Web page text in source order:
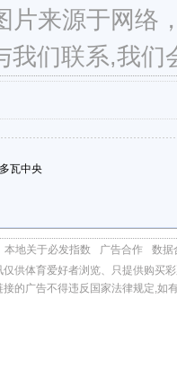
片来源于网络
我们联系,我们
瓦中央
本地关于必发指数 广告合作
数据
供体育爱好者浏览、只提供购买
的广告不得违反国家法律规定,